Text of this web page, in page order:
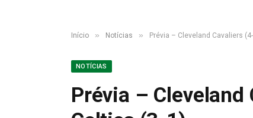
Início » Notícias » Prévia – Cleveland Cavaliers
NOTÍCIAS
Prévia –